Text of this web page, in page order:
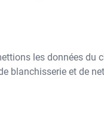
les données du
blanchisserie et de